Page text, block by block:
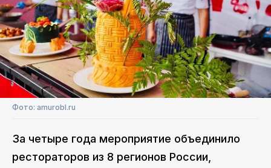
Фото: amurobl.ru
За четыре года мероприятие объединило
рестораторов из 8 регионов России,